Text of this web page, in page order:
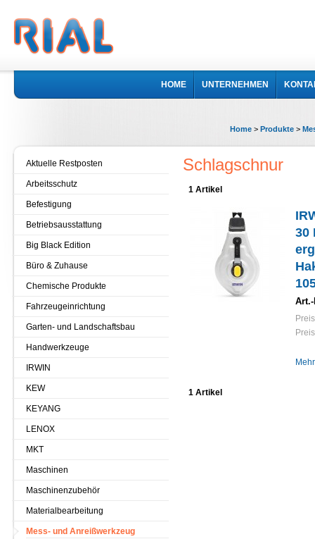
HOME UNTERNEHMEN
Home > Produkte >
Schlagschnur
1 Artikel
30
Art.-
1 Artikel
Aktuelle Restposten
Arbeitsschutz
Befestigung
Betriebsausstattung
Big Black Edition
Büro & Zuhause
Chemische Produkte
Fahrzeugeinrichtung
Garten- und Landschaftsbau
Handwerkzeuge
IRWIN
KEW
KEYANG
LENOX
MKT
Maschinen
Maschinenzubehör
Materialbearbeitung
Mess- und Anreißwerkzeug